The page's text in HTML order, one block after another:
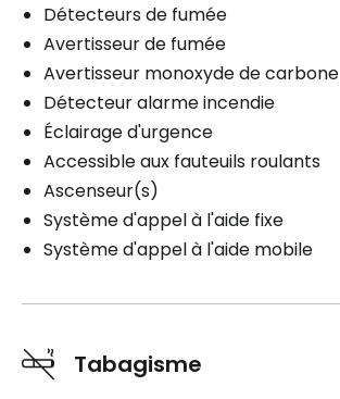
Détecteurs de fumée
Avertisseur de fumée
Avertisseur monoxyde de carbone
Détecteur alarme incendie
Éclairage d'urgence
Accessible aux fauteuils roulants
Ascenseur(s)
Système d'appel à l'aide fixe
Système d'appel à l'aide mobile
Tabagisme